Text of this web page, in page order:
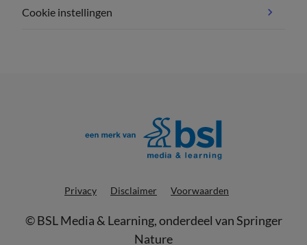
Cookie instellingen
Privacy Disclaimer Voorwaarden
©BSL Media & Learning, onderdeel vanSpringer
Nature